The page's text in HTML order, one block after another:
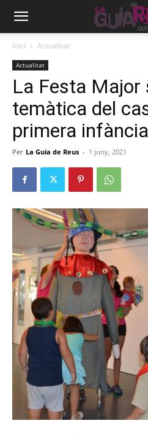
Inici Actualitat
Actualitat
La Festa Major
temàtica del
primera
Per La Guia de Reus - 1 juny, 2021